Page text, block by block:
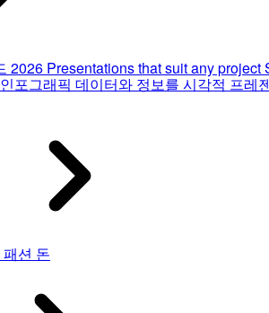
2026 Presentations that suit any project
인포그래픽 데이터와 정보를 시각적 프레
패션 돈